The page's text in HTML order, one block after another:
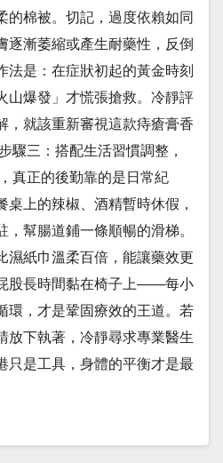
的棉被。切記，過度依賴如同
逐漸萎縮或產生耐藥性，反倒
法是：在症狀初起的黃金時刻
山爆發」才慌張搶救。冷靜評
，就該重新審視這款痔瘡膏香
驟三：搭配生活習慣調整，
真正的後勤靠的是日常紀
桌上的辣椒、酒精暫時休假，
幫腸道鋪一條順暢的滑梯。
濕紙巾溫柔百倍，能讓藥效更
股長時間黏在椅子上——每小
環，才是鞏固療效的王道。若
放下執著，冷靜尋求專業醫生
只是工具，身體的平衡才是最